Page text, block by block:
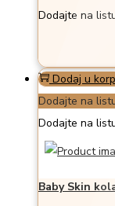
Dodajte na
Dodaj u
Dodajte na
Dodajte na
Baby Skin